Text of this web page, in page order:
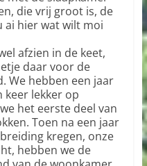
die vrij groot is, de
ai hier wat wilt moi
afzien in de keet,
daar voor de
We hebben een jaar
keer lekker op
het eerste deel van
Toen na een jaar
kregen, onze
hebben we de